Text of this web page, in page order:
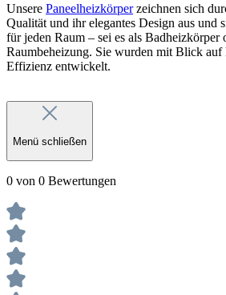
Unsere Paneelheizkörperzeichnen sich
Qualität und ihr elegantes Design aus und
für jeden Raum – sei es als Badheizkörper
Raumbeheizung. Sie wurden mit Blick
Effizienz entwickelt.
Menü schließen
0 von 0 Bewertungen